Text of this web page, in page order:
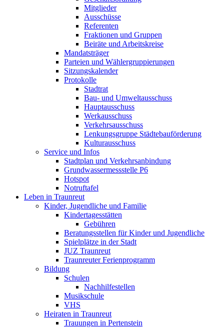
Mitglieder
Ausschüsse
Referenten
Fraktionen und Gruppen
Beiräte und Arbeitskreise
Mandatsträger
Parteien und Wählergruppierungen
Sitzungskalender
Protokolle
Stadtrat
Bau- und Umweltausschuss
Hauptausschuss
Werkausschuss
Verkehrsausschuss
Lenkungsgruppe Städtebauförderung
Kulturausschuss
Service und Infos
Stadtplan und Verkehrsanbindung
Grundwassermessstelle P6
Hotspot
Notruftafel
Leben in Traunreut
Kinder, Jugendliche und Familie
Kindertagesstätten
Gebühren
Beratungsstellen für Kinder und Jugendliche
Spielplätze in der Stadt
JUZ Traunreut
Traunreuter Ferienprogramm
Bildung
Schulen
Nachhilfestellen
Musikschule
VHS
Heiraten in Traunreut
Trauungen in Pertenstein